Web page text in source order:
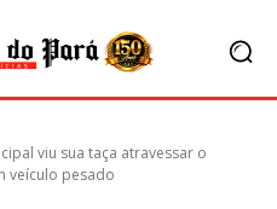
viu sua taça atravessar o
veículo pesado